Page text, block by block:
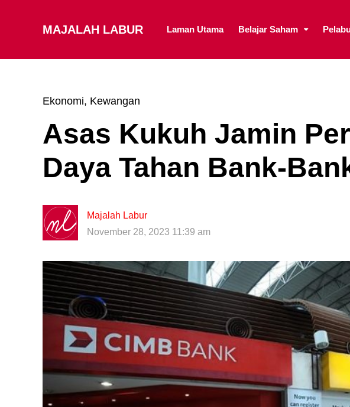
MAJALAH LABUR Laman Utama Belajar Saham
Ekonomi, Kewangan
Asas Kukuh Jamin
Daya Tahan Bank-
Majalah Labur
November 28, 2023 11:39 am